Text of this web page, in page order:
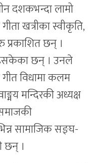
दशकभन्दा लामो
खत्रीका स्वीकृति,
प्रकाशित छन् ।
छन् । उनले
गीत विधामा कलम
मन्दिरकी अध्यक्ष
समाजकी
सामाजिक सङ्घ-
छन् ।